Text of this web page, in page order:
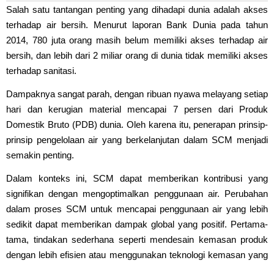
Salah satu tantangan penting yang dihadapi dunia adalah akses
terhadap air bersih. Menurut laporan Bank Dunia pada tahun
2014, 780 juta orang masih belum memiliki akses terhadap air
bersih, dan lebih dari 2 miliar orang di dunia tidak memiliki akses
terhadap sanitasi.
Dampaknya sangat parah, dengan ribuan nyawa melayang setiap
hari dan kerugian material mencapai 7 persen dari Produk
Domestik Bruto (PDB) dunia. Oleh karena itu, penerapan prinsip-
prinsip pengelolaan air yang berkelanjutan dalam SCM menjadi
semakin penting.
Dalam konteks ini, SCM dapat memberikan kontribusi yang
signifikan dengan mengoptimalkan penggunaan air. Perubahan
dalam proses SCM untuk mencapai penggunaan air yang lebih
sedikit dapat memberikan dampak global yang positif. Pertama-
tama, tindakan sederhana seperti mendesain kemasan produk
dengan lebih efisien atau menggunakan teknologi kemasan yang